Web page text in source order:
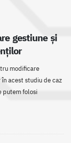
gestiune şi
modificare
acest studiu de caz
putem folosi